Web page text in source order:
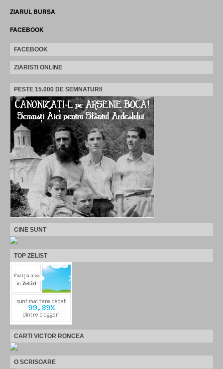
ZIARUL BURSA
FACEBOOK
FACEBOOK
ZIARISTI ONLINE
PESTE 15.000 DE SEMNATURI!
CINE SUNT
TOP ZELIST
CARTI VICTOR RONCEA
O SCRISOARE